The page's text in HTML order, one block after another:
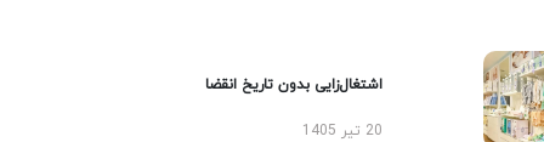
اشتغال‌زایی بدون تاریخ انقضا
20 تیر 1405